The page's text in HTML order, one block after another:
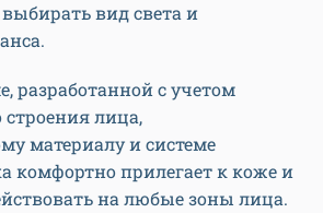
вид света и
разработанной с учетом
лица,
материалу и системе
комфортно прилегает к коже и
на любые зоны лица.